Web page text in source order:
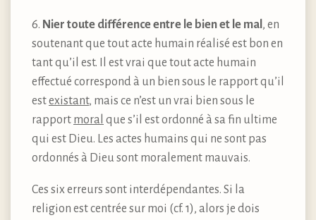
6. Nier toute différence entre le bien et le mal , en
soutenant que tout acte humain réalisé est bon en
tant qu’il est. Il est vrai que tout acte humain
effectué correspond à un bien sous le rapport qu’il
estexistant, mais ce n’est un vrai bien sous le
rapport moral que s’il est ordonné à sa fin ultime
qui est Dieu. Les actes humains qui ne sont pas
ordonnés à Dieu sont moralement mauvais.
Ces six erreurs sont interdépendantes. Si la
religion est centrée sur moi (cf. 1), alors je dois